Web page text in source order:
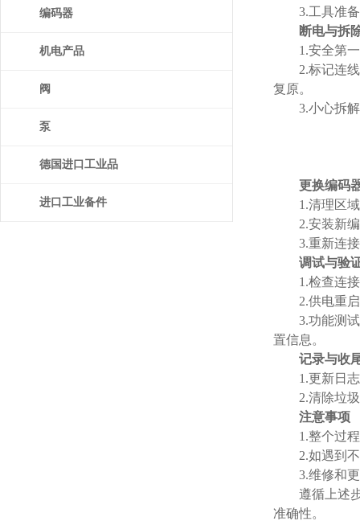
编码器
机电产品
阀
泵
德国进口工业品
进口工业备件
3.工具准备
断电与拆
1.安全第一
2.标记连线
复原。
3.小心拆解
更换编码
1.清理区域
2.安装新编
3.重新连接
调试与验
1.检查连接
2.供电重启
3.功能测试
置信息。
记录与收
1.更新日志
2.清除垃圾
注意事项
1.整个过程
2.如遇到不
3.维修和更
遵循上述步
准确性。